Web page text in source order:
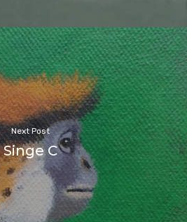
Next Post
Singe C